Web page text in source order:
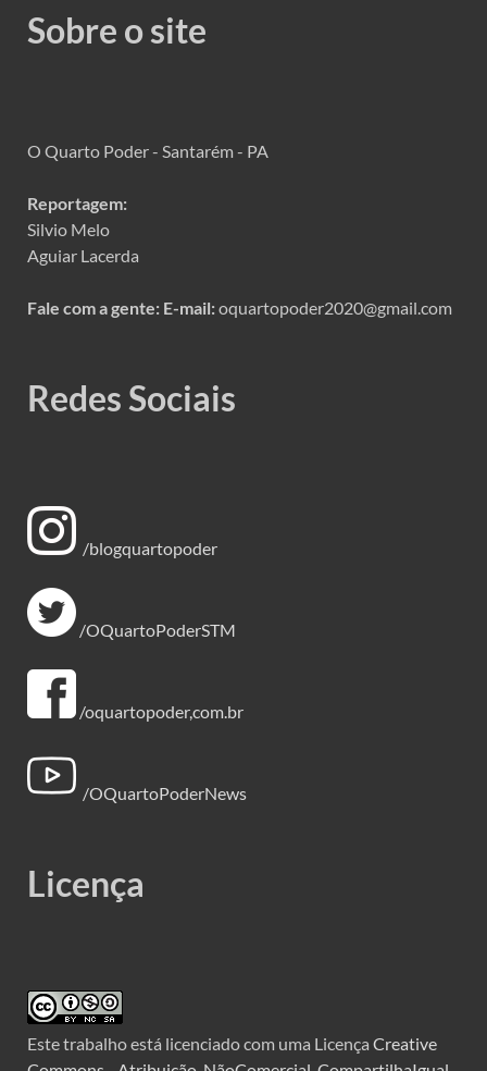
Sobre o site
O Quarto Poder - Santarém - PA
Reportagem:
Silvio Melo
Aguiar Lacerda
Fale com a gente: E-mail:oquartopoder2020@gmail.com
Redes Sociais
/blogquartopoder
/OQuartoPoderSTM
/oquartopoder,com.br
/OQuartoPoderNews
Licença
Este trabalho está licenciado com uma Licença Creative